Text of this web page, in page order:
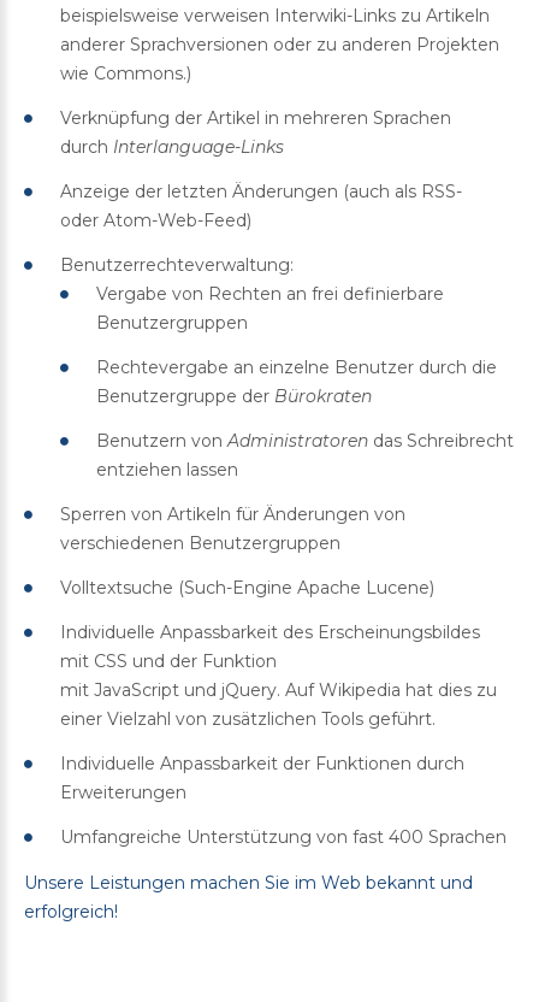
beispielsweise verweisen Interwiki-Links zu Artikeln
anderer Sprachversionen oder zu anderen Projekten
wie Commons.)
Verknüpfung der Artikel in mehreren Sprachen
durch Interlanguage-Links
Anzeige der letzten Änderungen (auch als RSS-
oder Atom-Web-Feed)
Benutzerrechteverwaltung:
Vergabe von Rechten an frei definierbare
Benutzergruppen
Rechtevergabe an einzelne Benutzer durch die
Benutzergruppe der Bürokraten
Benutzern vonAdministratoren das Schreibrecht
entziehen lassen
Sperren von Artikeln für Änderungen von
verschiedenen Benutzergruppen
Volltextsuche (Such-Engine Apache Lucene)
Individuelle Anpassbarkeit des Erscheinungsbildes
mit CSS und der Funktion
mit JavaScript und jQuery. Auf Wikipedia hat dies zu
einer Vielzahl von zusätzlichen Tools geführt.
Individuelle Anpassbarkeit der Funktionen durch
Erweiterungen
Umfangreiche Unterstützung von fast 400 Sprachen
Unsere Leistungen machen Sie im Web bekannt und
erfolgreich!